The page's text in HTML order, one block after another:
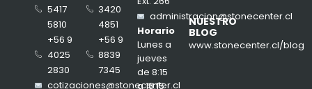
5417
5810
+56 9
4025
2830
cotizaciones@stonecenter.cl
3420
4851
+56 9
8839
7345
administracion@stonecenter.cl
Horario
Lunes a
jueves
de 8:15
a 18:15
NUESTRO
BLOG
www.stonecenter.cl/blog